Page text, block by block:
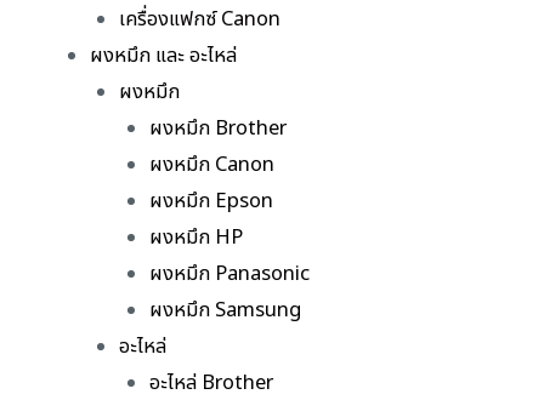
เครื่องแฟกซ์ Canon
ผงหมึก และ อะไหล่
ผงหมึก
ผงหมึก Brother
ผงหมึก Canon
ผงหมึก Epson
ผงหมึก HP
ผงหมึก Panasonic
ผงหมึก Samsung
อะไหล่
อะไหล่ Brother